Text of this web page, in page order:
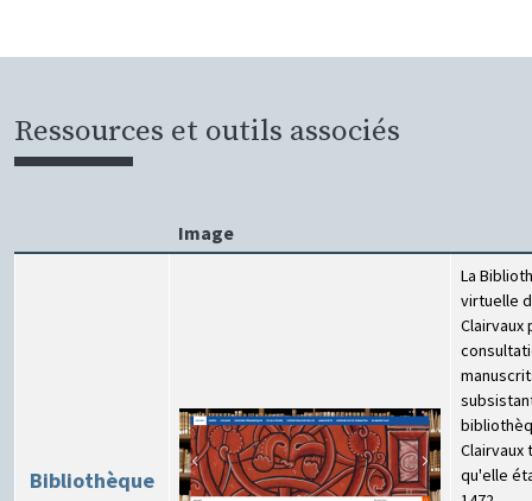
Ressources et outils associés
Image
Bibliothèque
La
virtuelle
Clairvaux
Clairvaux
qu'elle